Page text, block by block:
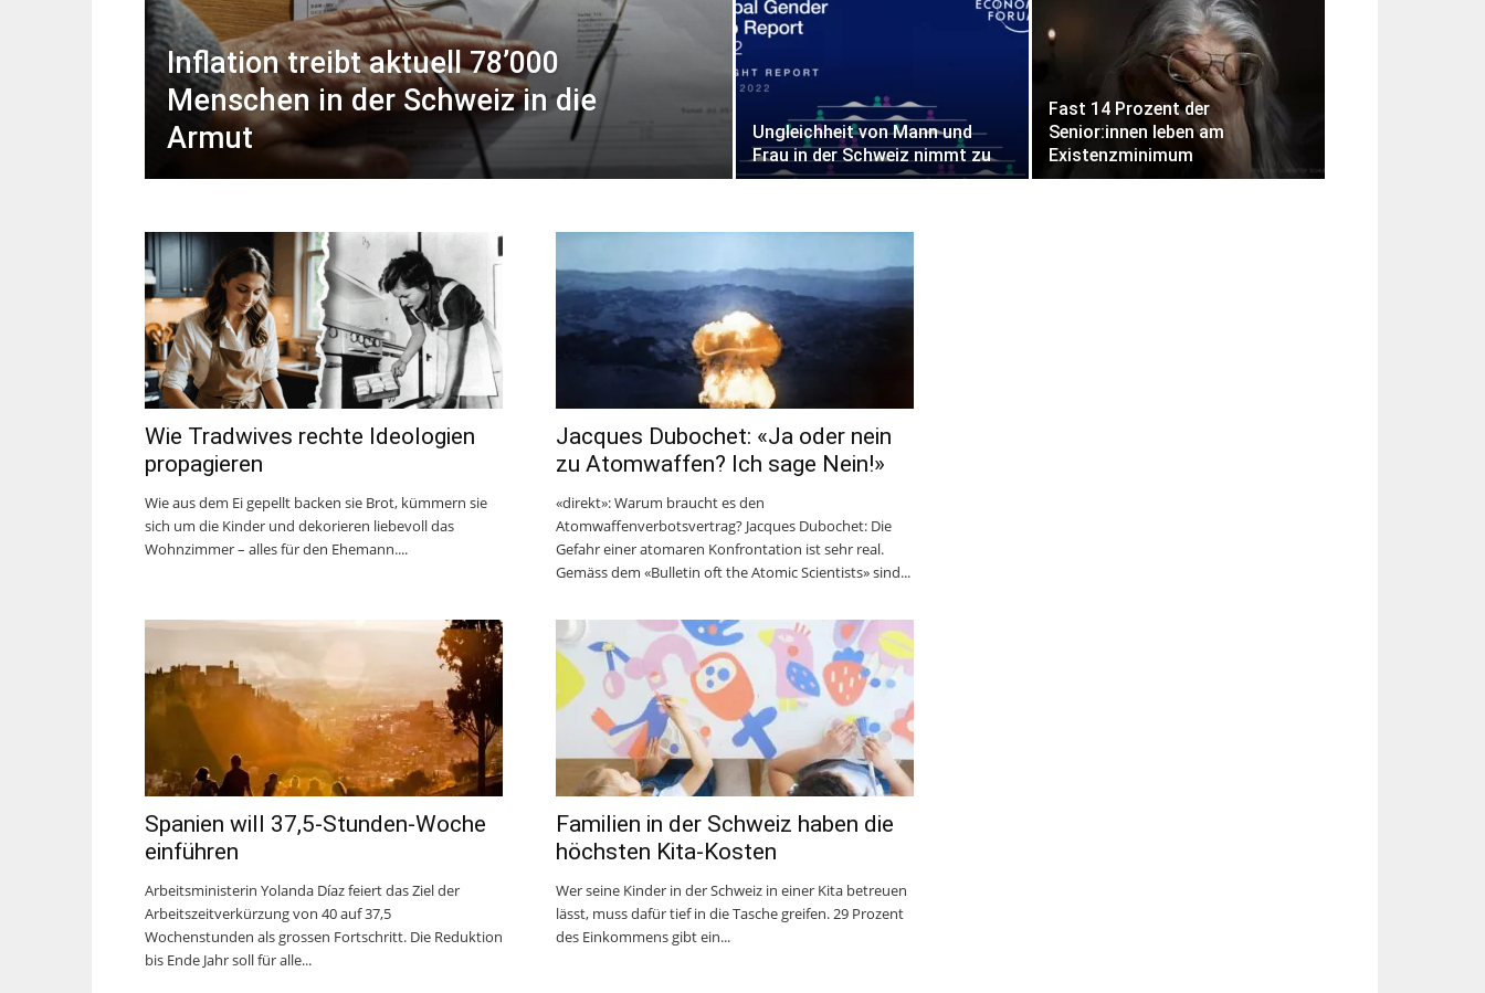
Inflation treibt aktuell 78’000
Menschen in der Schweiz in die
Armut
Ungleichheit von Mann und
Frau in der Schweiz nimmt zu
Fast 14 Prozent der
Senior:innen leben am
Existenzminimum
Wie Tradwives rechte Ideologien
propagieren
Wie aus dem Ei gepellt backen sie Brot, kümmern sie
sich um die Kinder und dekorieren liebevoll das
Wohnzimmer – alles für den Ehemann....
Jacques Dubochet: «Ja oder nein
zu Atomwaffen? Ich sage Nein!»
«direkt»: Warum braucht es den
Atomwaffenverbotsvertrag? Jacques Dubochet: Die
Gefahr einer atomaren Konfrontation ist sehr real.
Gemäss dem «Bulletin oft the Atomic Scientists» sind...
Spanien will 37,5-Stunden-Woche
einführen
Arbeitsministerin Yolanda Díaz feiert das Ziel der
Arbeitszeitverkürzung von 40 auf 37,5
Wochenstunden als grossen Fortschritt. Die Reduktion
bis Ende Jahr soll für alle...
Familien in der Schweiz haben die
höchsten Kita-Kosten
Wer seine Kinder in der Schweiz in einer Kita betreuen
lässt, muss dafür tief in die Tasche greifen. 29 Prozent
des Einkommens gibt ein...